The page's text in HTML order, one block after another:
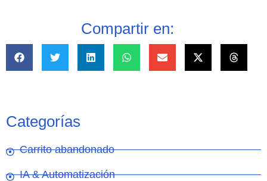
Compartir en:
Categorías
Carrito abandonado
IA & Automatización